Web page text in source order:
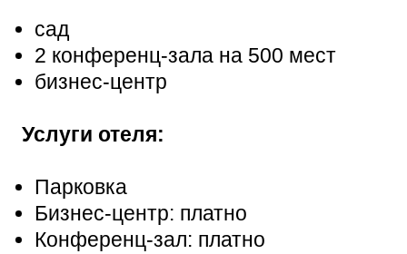
сад
2 конференц-зала на 500 мест
бизнес-центр
Услуги отеля:
Парковка
Бизнес-центр: платно
Конференц-зал: платно